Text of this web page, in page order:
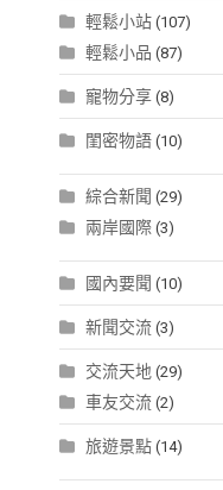
輕鬆小站 (107)
輕鬆小品 (87)
寵物分享 (8)
閨密物語 (10)
綜合新聞 (29)
兩岸國際 (3)
國內要聞 (10)
新聞交流 (3)
交流天地 (29)
車友交流 (2)
旅遊景點 (14)